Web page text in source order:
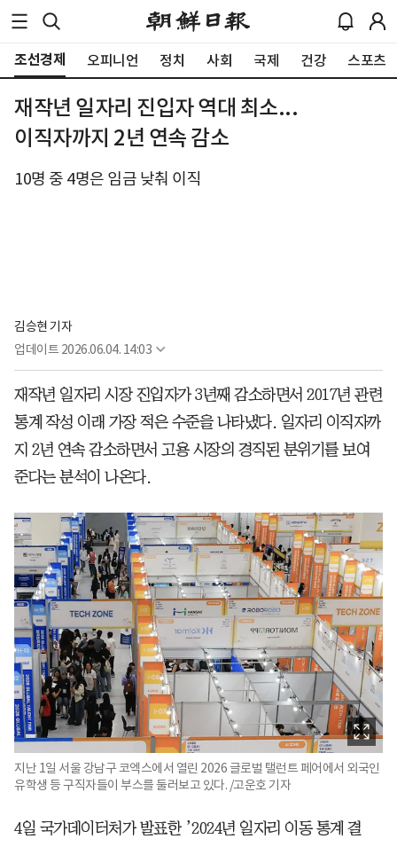
조선경제 오피니언 정치 사회 국제 건강 스포츠
재작년 일자리 진입자 역대 최소...
이직자까지 2년 연속 감소
10명 중 4명은 임금 낮춰 이직
김승현 기자
업데이트 2026.06.04. 14:03
재작년 일자리 시장 진입자가 3년째 감소하면서 2017년 관련
통계 작성 이래 가장 적은 수준을 나타냈다. 일자리 이직자까
지 2년 연속 감소하면서 고용 시장의 경직된 분위기를 보여
준다는 분석이 나온다.
지난 1일 서울 강남구 코엑스에서 열린 2026 글로벌 탤런트 페어에서 외국인
유학생 등 구직자들이 부스를 둘러보고 있다. /고운호 기자
4일 국가데이터처가 발표한 ’2024년 일자리 이동 통계 결